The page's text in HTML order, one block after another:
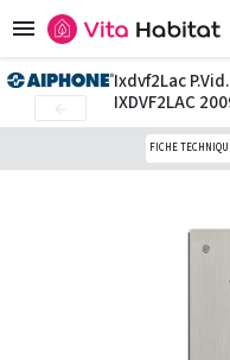

Ixdvf2Lac
IXDVF2LAC
FICHE